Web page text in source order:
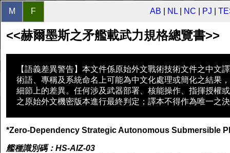
M F AB NL| NC PJ
<<赫爾墨斯之矛艦載武力規格總覽書>>
【語義差異警告】本文件係原始外文戰術技術文件之中文
術語、專稱及系統命名上可能為中文化處理或簡化之結果
細節上的差異。任何涉及武器部署、核能操作、指揮授權
之原始外文機密版本進行最終判定；譯本不得作為唯一之
*Zero-Dependency Strategic Autonomous Submersible
艦種識別碼：HS-AIZ-03